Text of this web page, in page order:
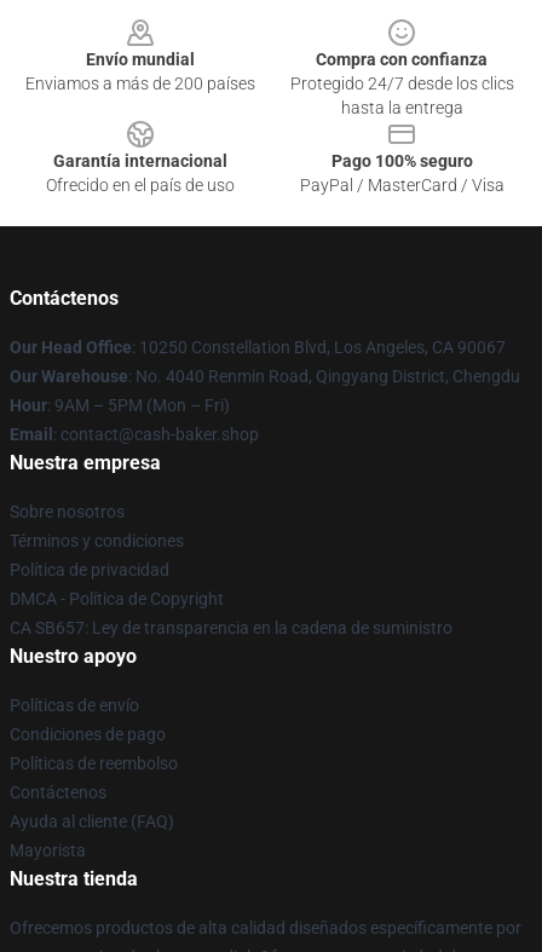
Envío mundial
Enviamos a más de 200 países
Compra con confianza
Protegido 24/7 desde los clics
hasta la entrega
Garantía internacional
Ofrecido en el país de uso
Pago 100% seguro
PayPal / MasterCard / Visa
Contáctenos
Our Head Office: 10250 Constellation Blvd, Los Angeles, CA 90067
Our Warehouse: No. 4040 Renmin Road, Qingyang District, Chengdu
Hour: 9AM – 5PM (Mon – Fri)
Email : contact@cash-baker.shop
Nuestra empresa
Sobre nosotros
Términos y condiciones
Política de privacidad
DMCA - Política de Copyright
CA SB657: Ley de transparencia en la cadena de suministro
Nuestro apoyo
Políticas de envío
Condiciones de pago
Políticas de reembolso
Contáctenos
Ayuda al cliente (FAQ)
Mayorista
Nuestra tienda
Ofrecemos productos de alta calidad diseñados específicamente por